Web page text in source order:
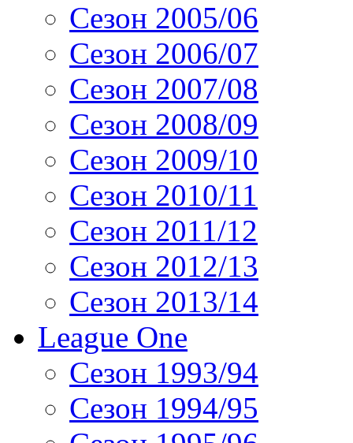
Сезон 2005/06
Сезон 2006/07
Сезон 2007/08
Сезон 2008/09
Сезон 2009/10
Сезон 2010/11
Сезон 2011/12
Сезон 2012/13
Сезон 2013/14
League One
Сезон 1993/94
Сезон 1994/95